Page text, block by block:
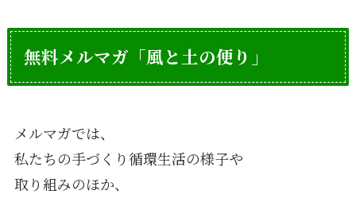
無料メルマガ「風と土の便り」
メルマガでは、
私たちの手づくり循環生活の様子や
取り組みのほか、